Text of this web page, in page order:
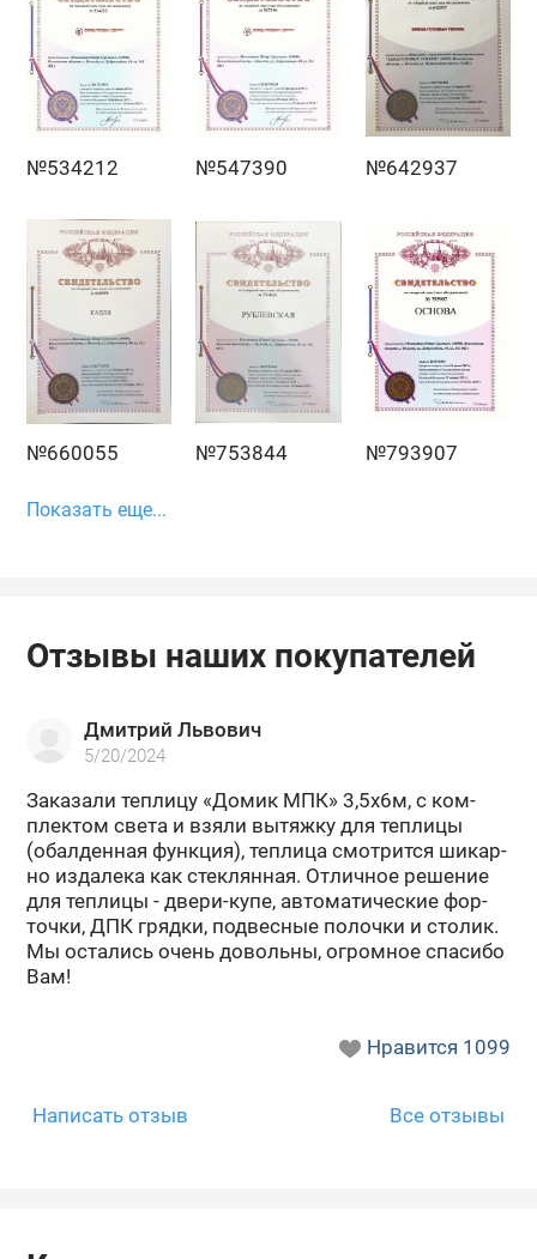
№534212 №547390 №642937
№660055 №753844 №793907
№797791 №815976
Показать еще...
Отзывы наших покупателей
Дмитрий Львович
5/20/2024
За­ка­за­ли теп­ли­цу «Домик МПК» 3,5х6м, с ком­
плек­том света и взяли вы­тяж­ку для теп­ли­цы
(обал­ден­ная функ­ция), теп­ли­ца смот­рит­ся ши­кар­
но из­да­ле­ка как стек­лян­ная. От­лич­ное ре­ше­ние
для теп­ли­цы - двери-​купе, ав­то­ма­ти­че­ские фор­
точ­ки, ДПК гряд­ки, под­вес­ные по­лоч­ки и сто­лик.
Мы оста­лись очень до­воль­ны, огром­ное спа­си­бо
Вам!
Нравится 1099
Написать отзыв Все отзывы